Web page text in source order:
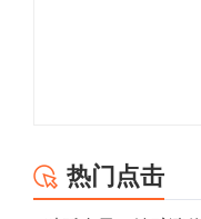
热门点击